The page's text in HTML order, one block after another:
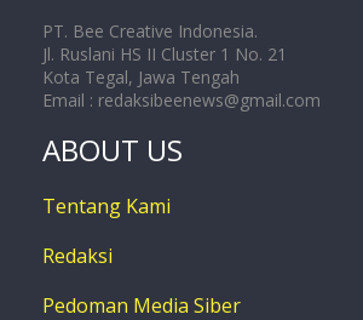
PT. Bee Creative Indonesia.
Jl. Ruslani HS II Cluster 1 No. 21
Kota Tegal, Jawa Tengah
Email : redaksibeenews@gmail.com
ABOUT US
Tentang Kami
Redaksi
Pedoman Media Siber